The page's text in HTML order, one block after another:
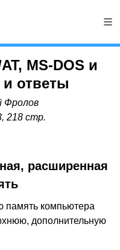
MS-DOS и
ответы
Фролов
218 стр.
расширенная
память компьютера
дополнительную